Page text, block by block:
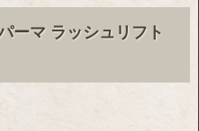
ーマ ラッシュリフト